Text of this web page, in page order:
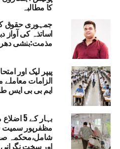
شرکت کی۔ مقررین نے اردو
کی ترقی کے سفر اور عصری
ڈالی۔ مشاعرے میں پیش کیے گئے
محظوظ کیا۔
ورکشاپ میں اردو زبان کے فروغ،
معاشرے میں اس کی افادیت پر
اردو ادب کے شائقین، اساتذہ،
نے شرکت کی ۔ اس موقع پر ایڈیشنل
اسٹیبلشمنٹ ڈپٹی کلکٹر، سینئر
ڈسٹرکٹ پلاننگ آفیسر، انچارج
موجود تھے۔
کا مطالبہ
جمہوری حقوق
اساتذہ کی
مذمت:بنشی
پیپر لیک اور
ایم بی بی ایس
بہار کے
شامل،محکمہ
اور سخت